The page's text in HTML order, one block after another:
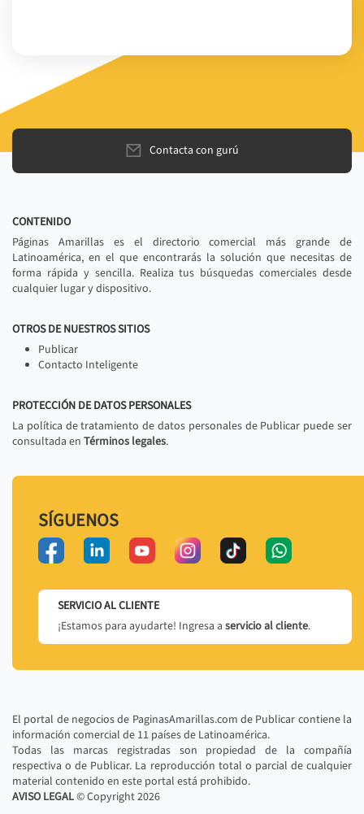
Contacta con gurú
CONTENIDO
Páginas Amarillas es el directorio comercial más grande de
Latinoamérica, en el que encontrarás la solución que necesitas de
forma rápida y sencilla. Realiza tus búsquedas comerciales desde
cualquier lugar y dispositivo.
OTROS DE NUESTROS SITIOS
Publicar
Contacto Inteligente
PROTECCIÓN DE DATOS PERSONALES
La política de tratamiento de datos personales de Publicar puede ser
consultada en Términos legales.
SÍGUENOS
SERVICIO AL CLIENTE
¡Estamos para ayudarte! Ingresa a servicio al cliente.
El portal de negocios de PaginasAmarillas.com de Publicar contiene la
información comercial de 11 países de Latinoamérica.
Todas las marcas registradas son propiedad de la compañía
respectiva o de Publicar. La reproducción total o parcial de cualquier
material contenido en este portal está prohibido.
AVISO LEGAL© Copyright2026